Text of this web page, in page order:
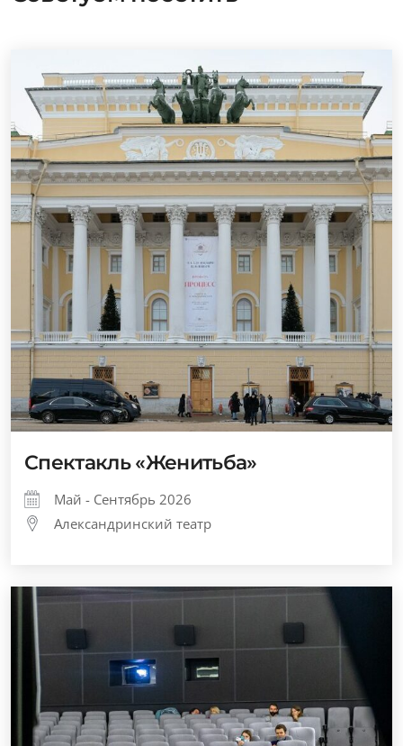
Спектакль «Женитьба»
Май - Сентябрь 2026
Александринский театр